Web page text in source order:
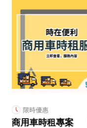
限時優惠
商用車時租專案